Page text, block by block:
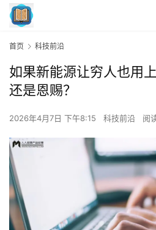
首页 科技前沿
如果新能源让穷人也用
还是恩赐？
2026年4月7日 下午8:15 科技前沿 阅